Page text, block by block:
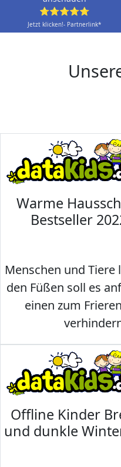
⭐⭐⭐⭐⭐
Jetzt klicken!- Partnerlink*
Warme
Bestseller
Menschen und
den Füßen soll es
einen zum
Offline Kinder
und dunkle